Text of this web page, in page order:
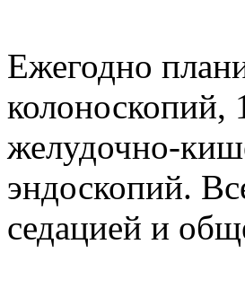
Ежегодно
колоноскопий,
желудочно-
эндоскопий.
седацией и